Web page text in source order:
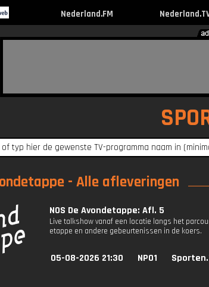
Nederland.FM
- Alle afleveringen
NOS De Avondetappe: Afl. 5
Live talkshow vanaf een locatie langs het
etappe en andere gebeurtenissen in de koers.
05-08-2026 21:30 NPO1